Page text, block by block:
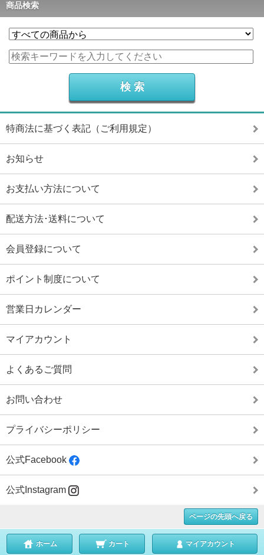
商品検索
特商法に基づく表記（ご利用規定）
お知らせ
お支払い方法について
配送方法･送料について
会員登録について
ポイント制度について
営業日カレンダー
マイアカウント
よくあるご質問
お問い合わせ
プライバシーポリシー
公式Facebook
公式Instagram
ページの先頭へ戻る
ホーム カート マイアカウント